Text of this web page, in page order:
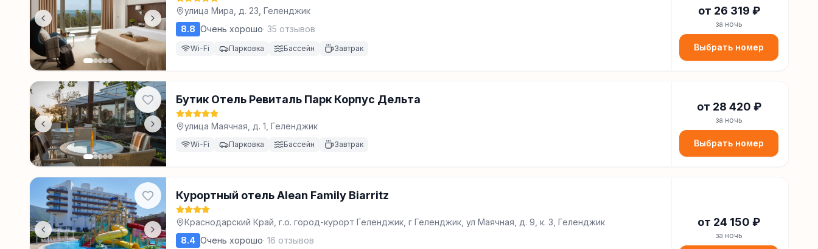
улица Мира, д. 23, Геленджик
8.8 Очень хорошо· 35 отзывов
Wi-Fi Парковка Бассейн Завтрак
от 26 319 ₽
за ночь
Выбрать номер
Бутик Отель Ревиталь Парк Корпус Дельта
улица Маячная, д. 1, Геленджик
Wi-Fi Парковка Бассейн Завтрак
от 28 420 ₽
за ночь
Выбрать номер
Курортный отель Alean Family Biarritz
Краснодарский Край, г.о. город-курорт Геленджик, г Геленджик, ул Маячная, д. 9, к. 3, Геленджик
8.4 Очень хорошо· 16 отзывов
от 24 150 ₽
за ночь